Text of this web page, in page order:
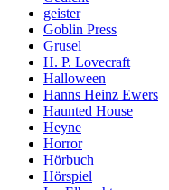
geister
Goblin Press
Grusel
H. P. Lovecraft
Halloween
Hanns Heinz Ewers
Haunted House
Heyne
Horror
Hörbuch
Hörspiel